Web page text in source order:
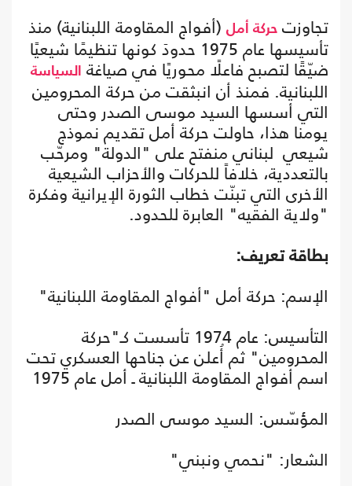
تجاوزت حركة أمل (أفواج المقاومة اللبنانية) منذ
تأسيسها عام 1975 حدودَ كونها تنظيمًا شيعيًا
ضيّقًا لتصبح فاعلًا محوريًا في صياغة السياسة
اللبنانية. فمنذ أن انبثقت من حركة المحرومين
التي أسسها السيد موسى الصدر وحتى
يومنا هذا، حاولت حركة أمل تقديم نموذج
شيعي لبناني منفتح على "الدولة" ومرحّب
بالتعددية، خلافاً للحركات والأحزاب الشيعية
الأخرى التي تبنّت خطاب الثورة الإيرانية وفكرة
"ولاية الفقيه" العابرة للحدود.
بطاقة تعريف:
الإسم: حركة أمل "أفواج المقاومة اللبنانية"
التأسيس: عام 1974 تأسست كـ"حركة
المحرومين" ثم أُعلن عن جناحها العسكري تحت
اسم أفواج المقاومة اللبنانية ـ أمل عام 1975
المؤسّس: السيد موسى الصدر
الشعار: "نحمي ونبني"